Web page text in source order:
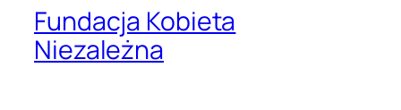
Fundacja Kobieta
Niezależna